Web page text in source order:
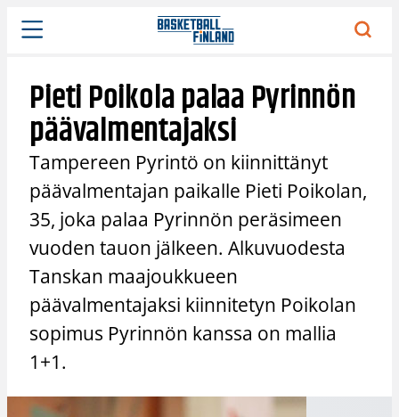
Siirry
sisältöön
Pieti Poikola palaa Pyrinnön
päävalmentajaksi
Tampereen Pyrintö on kiinnittänyt
päävalmentajan paikalle Pieti Poikolan,
35, joka palaa Pyrinnön peräsimeen
vuoden tauon jälkeen. Alkuvuodesta
Tanskan maajoukkueen
päävalmentajaksi kiinnitetyn Poikolan
sopimus Pyrinnön kanssa on mallia
1+1.